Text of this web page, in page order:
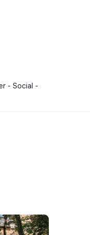
- Social -